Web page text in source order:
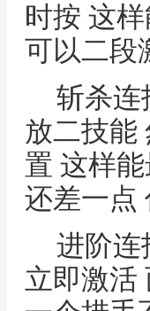
时按 这
可以二段
斩杀连
放二技能
置 这样
还差一点
进阶连
立即激活